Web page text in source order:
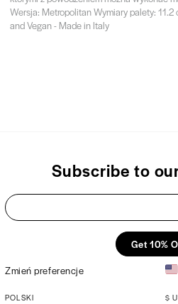
Wersja: Metropolitan Wymiary palety:
and Vegan - Made in Italy
Subscribe to
Get 10%
Zmień preferencje
POLSKI $